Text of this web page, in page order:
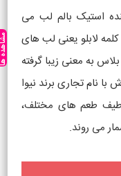
استیک بالم لب می
است. کلمه لابلو یعنی لب های
به معنی زیبا گرفته
نام تجاری برند نیوا
طیف طعم های مختلف،
می روند.